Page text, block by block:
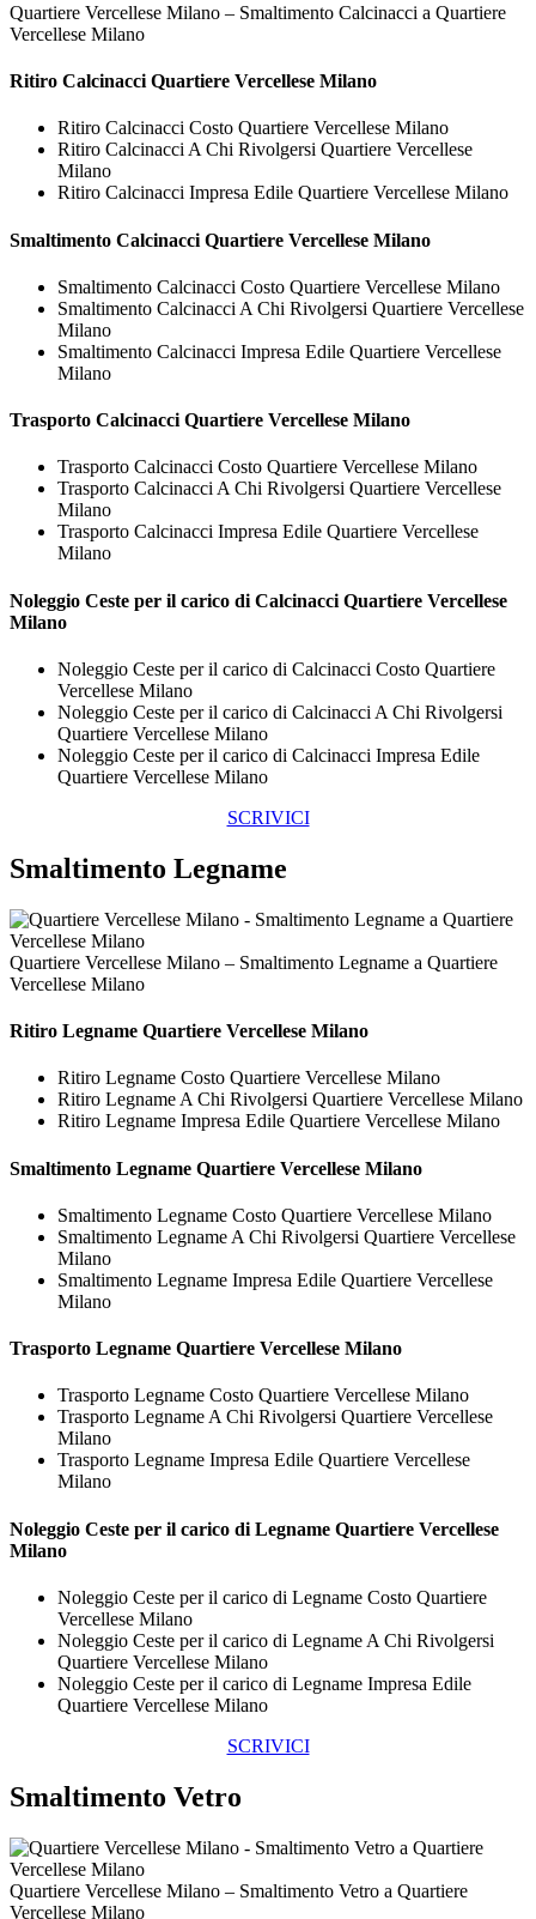
Quartiere Vercellese Milano – Smaltimento Calcinacci a Quartiere
Vercellese Milano
Ritiro Calcinacci Quartiere Vercellese Milano
Ritiro Calcinacci Costo Quartiere Vercellese Milano
Ritiro Calcinacci A Chi Rivolgersi Quartiere Vercellese
Milano
Ritiro Calcinacci Impresa Edile Quartiere Vercellese Milano
Smaltimento Calcinacci Quartiere Vercellese Milano
Smaltimento Calcinacci Costo Quartiere Vercellese Milano
Smaltimento Calcinacci A Chi Rivolgersi Quartiere Vercellese
Milano
Smaltimento Calcinacci Impresa Edile Quartiere Vercellese
Milano
Trasporto Calcinacci Quartiere Vercellese Milano
Trasporto Calcinacci Costo Quartiere Vercellese Milano
Trasporto Calcinacci A Chi Rivolgersi Quartiere Vercellese
Milano
Trasporto Calcinacci Impresa Edile Quartiere Vercellese
Milano
Noleggio Ceste per il carico di Calcinacci Quartiere Vercellese
Milano
Noleggio Ceste per il carico di Calcinacci Costo Quartiere
Vercellese Milano
Noleggio Ceste per il carico di Calcinacci A Chi Rivolgersi
Quartiere Vercellese Milano
Noleggio Ceste per il carico di Calcinacci Impresa Edile
Quartiere Vercellese Milano
SCRIVICI
Smaltimento Legname
Quartiere Vercellese Milano – Smaltimento Legname a Quartiere
Vercellese Milano
Ritiro Legname Quartiere Vercellese Milano
Ritiro Legname Costo Quartiere Vercellese Milano
Ritiro Legname A Chi Rivolgersi Quartiere Vercellese Milano
Ritiro Legname Impresa Edile Quartiere Vercellese Milano
Smaltimento Legname Quartiere Vercellese Milano
Smaltimento Legname Costo Quartiere Vercellese Milano
Smaltimento Legname A Chi Rivolgersi Quartiere Vercellese
Milano
Smaltimento Legname Impresa Edile Quartiere Vercellese
Milano
Trasporto Legname Quartiere Vercellese Milano
Trasporto Legname Costo Quartiere Vercellese Milano
Trasporto Legname A Chi Rivolgersi Quartiere Vercellese
Milano
Trasporto Legname Impresa Edile Quartiere Vercellese
Milano
Noleggio Ceste per il carico di Legname Quartiere Vercellese
Milano
Noleggio Ceste per il carico di Legname Costo Quartiere
Vercellese Milano
Noleggio Ceste per il carico di Legname A Chi Rivolgersi
Quartiere Vercellese Milano
Noleggio Ceste per il carico di Legname Impresa Edile
Quartiere Vercellese Milano
SCRIVICI
Smaltimento Vetro
Quartiere Vercellese Milano – Smaltimento Vetro a Quartiere
Vercellese Milano